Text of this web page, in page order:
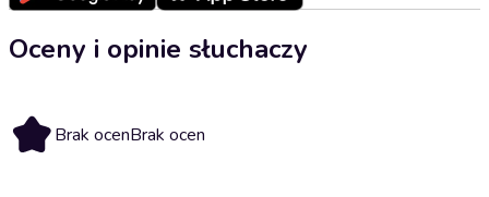
Oceny i opinie słuchaczy
Brak ocenBrak ocen